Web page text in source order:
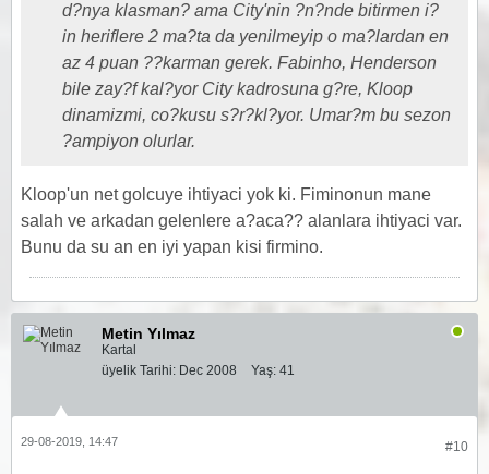
d?nya klasman? ama City'nin ?n?nde bitirmen i?
in heriflere 2 ma?ta da yenilmeyip o ma?lardan en
az 4 puan ??karman gerek. Fabinho, Henderson
bile zay?f kal?yor City kadrosuna g?re, Kloop
dinamizmi, co?kusu s?r?kl?yor. Umar?m bu sezon
?ampiyon olurlar.
Kloop'un net golcuye ihtiyaci yok ki. Fiminonun mane
salah ve arkadan gelenlere a?aca?? alanlara ihtiyaci var.
Bunu da su an en iyi yapan kisi firmino.
Metin Yılmaz
Kartal
üyelik Tarihi: Dec 2008 Yaş: 41
#10
29-08-2019, 14:47